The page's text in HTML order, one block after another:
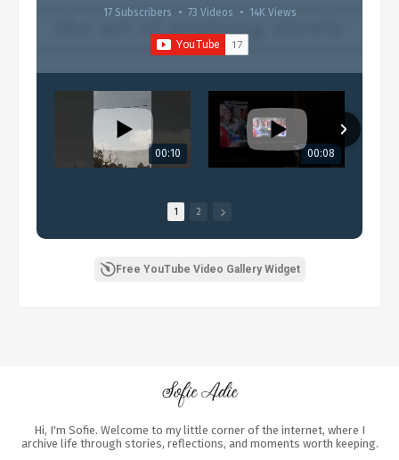
17 Subscribers • 73 Videos • 14K Views
00:10 00:08
1 2
Free YouTube Video Gallery Widget
Hi, I'm Sofie. Welcome to my little corner of the internet, where I
archive life through stories, reflections, and moments worth keeping.